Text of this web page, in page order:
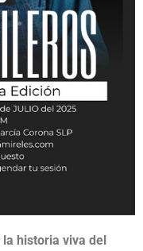
historia viva del